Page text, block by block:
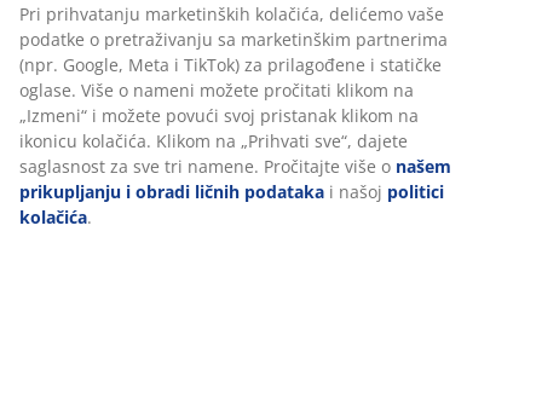
Pri prihvatanju marketinških kolačića, delićemo vaše
podatke o pretraživanju sa marketinškim partnerima
(npr. Google, Meta i TikTok) za prilagođene i statičke
oglase. Više o nameni možete pročitati klikom na
„Izmeni“ i možete povući svoj pristanak klikom na
ikonicu kolačića. Klikom na „Prihvati sve“, dajete
saglasnost za sve tri namene. Pročitajte više o našem
prikupljanju i obradi ličnih podataka i našoj politici
kolačića.